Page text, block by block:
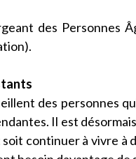
des Personnes
des personnes
Il est
continuer à vivre à